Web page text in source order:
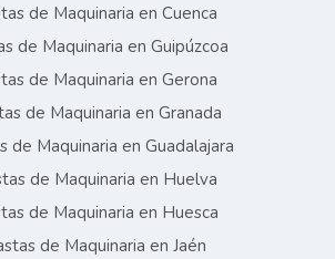
de Maquinaria en Cuenca
de Maquinaria en Guipúzcoa
de Maquinaria en Gerona
de Maquinaria en Granada
de Maquinaria en Guadalajara
de Maquinaria en Huelva
de Maquinaria en Huesca
de Maquinaria en Jaén